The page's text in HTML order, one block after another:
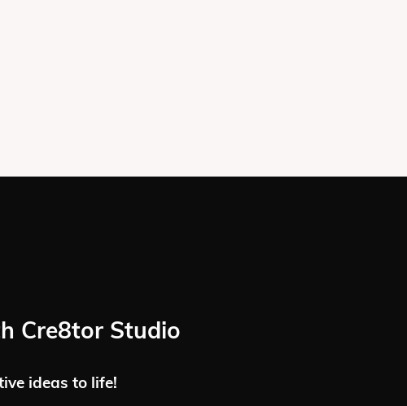
Cre8tor Studio
ideas to life!